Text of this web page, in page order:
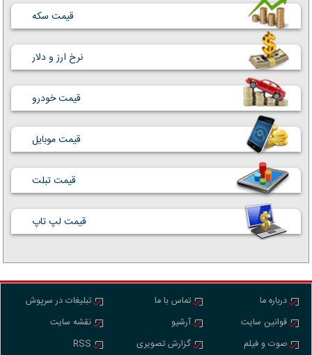
قیمت سکه
نرخ ارز و دلار
قیمت خودرو
قیمت موبایل
قیمت تبلت
قیمت لپ تاپ
درباره ما
قوانین سایت
صوت و فیلم
تماس با ما
آرشیو
گزارش تصویری
تبلیغات در سرپوش
نقشه سایت
RSS